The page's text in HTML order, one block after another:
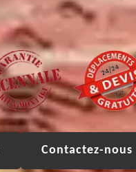
Contactez-nous